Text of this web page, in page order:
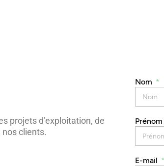
projets d’exploitation, de
clients.
Nom
Prénom
E-mail